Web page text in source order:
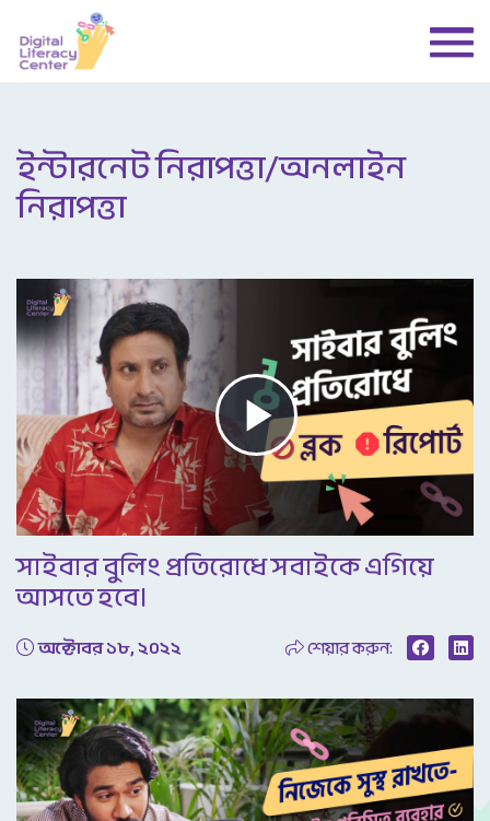
ইন্টারনেট নিরাপত্তা/অনলাইন
নিরাপত্তা
Play
Video
সাইবার বুলিং প্রতিরোধে সবাইকে এগিয়ে
আসতে হবে।
অক্টোবর ১৮, ২০২২ শেয়ার করুন: